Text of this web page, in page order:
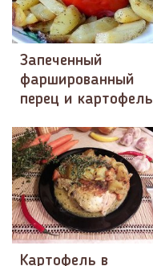
Запеченный
фаршированный
перец и картофель
Картофель в